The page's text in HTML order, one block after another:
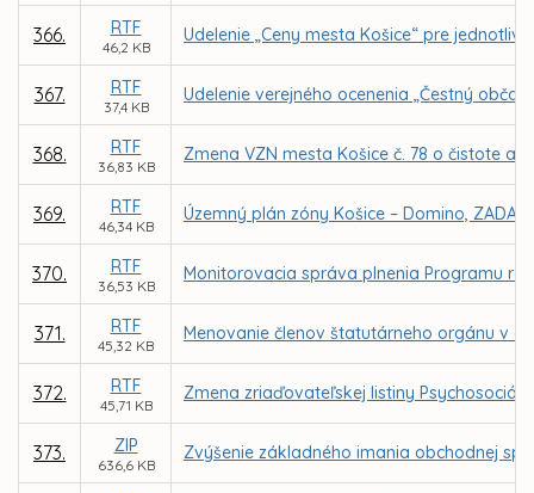
366. RTF
46,2 KB
Udelenie „Ceny mesta Košice“ pre
367. RTF
37,4 KB
Udelenie verejného ocenenia „Čestný občan
368. RTF
36,83 KB
Zmena VZN mesta Košice č. 78 o čistote a
369. RTF
46,34 KB
Územný plán zóny Košice – Domino,
370. RTF
36,53 KB
Monitorovacia správa plnenia Programu
371. RTF
45,32 KB
Menovanie členov štatutárneho orgánu v
372. RTF
45,71 KB
Zmena zriaďovateľskej listiny
373. ZIP
636,6 KB
Zvýšenie základného imania obchodnej